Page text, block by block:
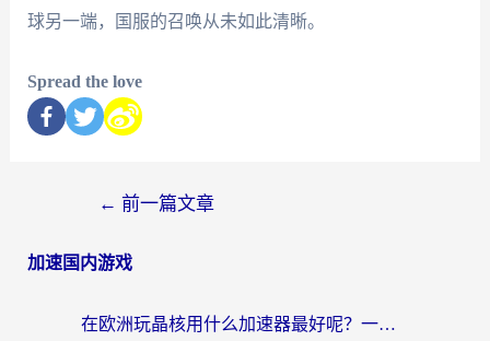
球另一端，国服的召唤从未如此清晰。
Spread the love
← 前一篇文章
加速国内游戏
在欧洲玩晶核用什么加速器最好呢？一个老玩家的真心话